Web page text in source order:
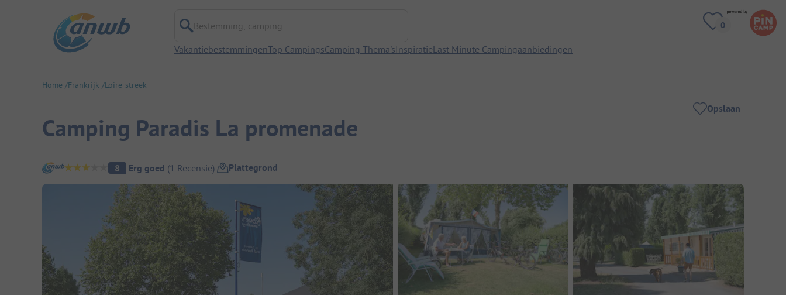
Bestemming, camping
VakantiebestemmingenTop CampingsCamping Thema'sInspiratieLast Minute Campingaanbiedingen
Home Frankrijk Loire-streek
Camping Paradis La promenade
Opslaan
Camping overzicht
8 Erg goed (1 Recensie) Plattegrond